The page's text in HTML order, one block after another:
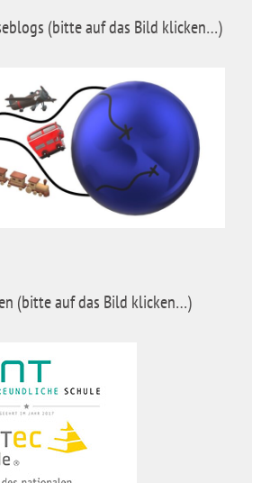
(bitte auf das Bild klicken…)
(bitte auf das Bild klicken…)